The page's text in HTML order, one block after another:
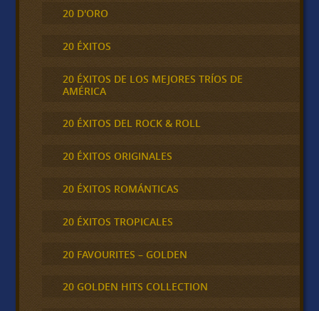
20 D'ORO
20 ÉXITOS
20 ÉXITOS DE LOS MEJORES TRÍOS DE
AMÉRICA
20 ÉXITOS DEL ROCK & ROLL
20 ÉXITOS ORIGINALES
20 ÉXITOS ROMÁNTICAS
20 ÉXITOS TROPICALES
20 FAVOURITES – GOLDEN
20 GOLDEN HITS COLLECTION